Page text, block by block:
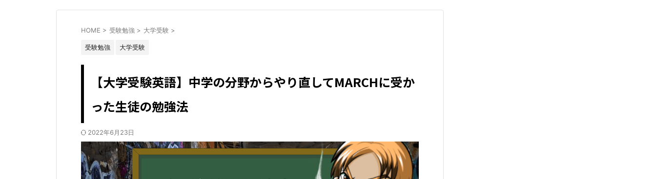
HOME > 受験勉強 > 大学受験 >
受験勉強 大学受験
【大学受験英語】中学の分野からやり直してMARCHに受か
った生徒の勉強法
2022年6月23日